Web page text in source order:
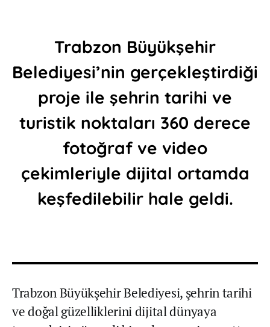
Trabzon Büyükşehir
Belediyesi’nin gerçekleştirdiği
proje ile şehrin tarihi ve
turistik noktaları 360 derece
fotoğraf ve video
çekimleriyle dijital ortamda
keşfedilebilir hale geldi.
Trabzon Büyükşehir Belediyesi, şehrin tarihi
ve doğal güzelliklerini dijital dünyaya